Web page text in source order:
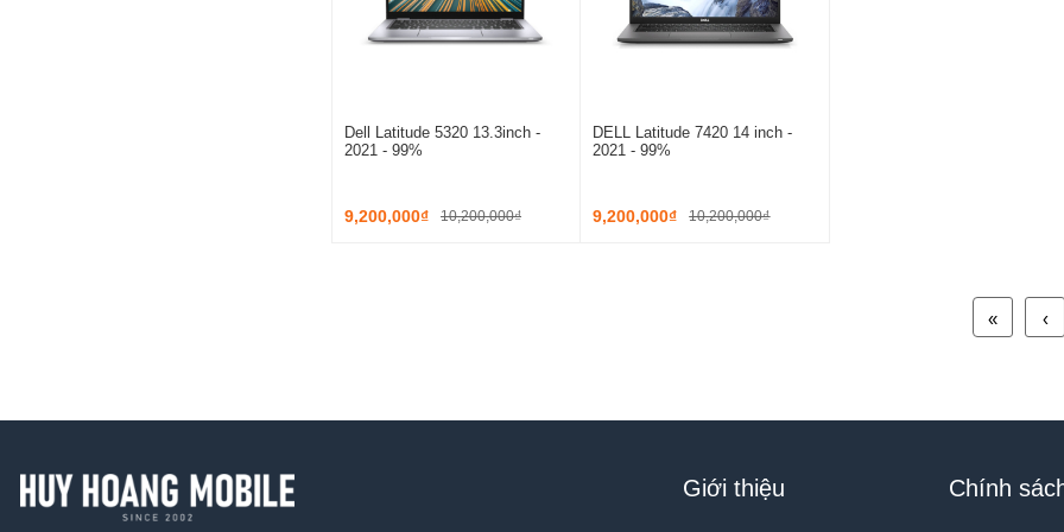
Dell Latitude 5320 13.3inch -
2021 - 99%
9,200,000₫ 10,200,000₫
DELL Latitude 7420 14 inch -
2021 - 99%
9,200,000₫ 10,200,000₫
« ‹
Giới thiệu Chính